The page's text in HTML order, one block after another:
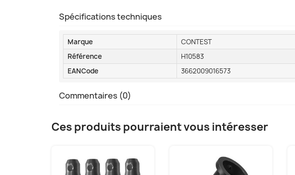
Spécifications techniques
Marque
CONTEST
Référence
H10583
EANCode
3662009016573
Commentaires (0)
Ces produits pourraient vous intéresser